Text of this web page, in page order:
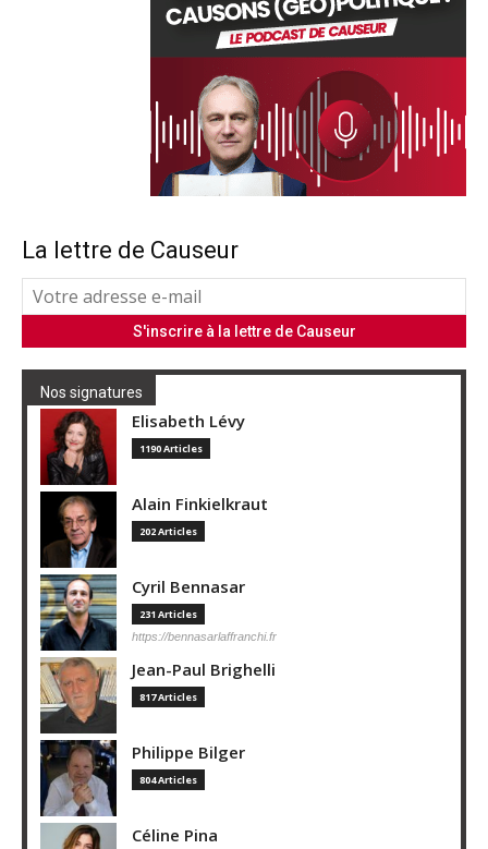
La lettre de Causeur
Nos signatures
Elisabeth Lévy
1190 Articles
Alain Finkielkraut
202 Articles
Cyril Bennasar
231 Articles
https://bennasarlaffranchi.fr
Jean-Paul Brighelli
817 Articles
Philippe Bilger
804 Articles
Céline Pina